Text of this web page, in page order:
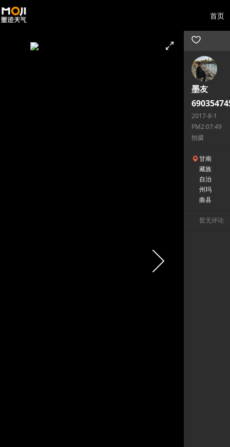
首页
墨友
2017-8-1
PM2:07:49
拍摄
甘南
藏族
自治
州玛
曲县
暂无评论